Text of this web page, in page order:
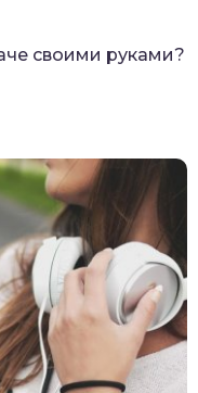
своими руками?